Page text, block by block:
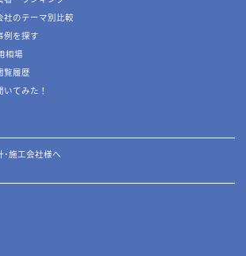
社のテーマ別比較
例を探す
相場
覧履歴
てみた！
･施工会社様へ